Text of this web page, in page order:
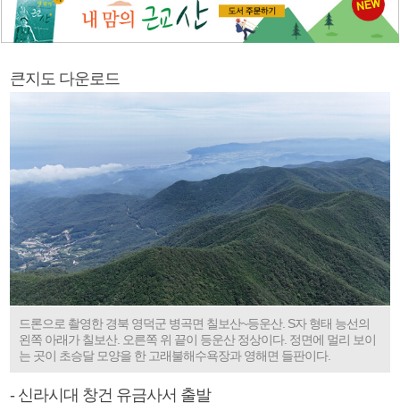
큰지도 다운로드
드론으로 촬영한 경북 영덕군 병곡면 칠보산~등운산. S자 형태 능선의
왼쪽 아래가 칠보산. 오른쪽 위 끝이 등운산 정상이다. 정면에 멀리 보이
는 곳이 초승달 모양을 한 고래불해수욕장과 영해면 들판이다.
- 신라시대 창건 유금사서 출발